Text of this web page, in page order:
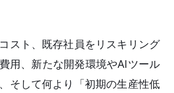
スト、既存社員をリスキリング
用、新たな開発環境やAIツール
そして何より「初期の生産性低